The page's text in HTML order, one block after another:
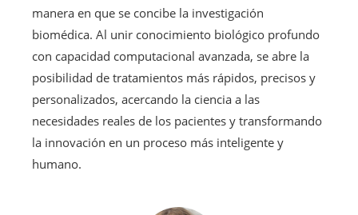
manera en que se concibe la investigación
biomédica. Al unir conocimiento biológico profundo
con capacidad computacional avanzada, se abre la
posibilidad de tratamientos más rápidos, precisos y
personalizados, acercando la ciencia a las
necesidades reales de los pacientes y transformando
la innovación en un proceso más inteligente y
humano.